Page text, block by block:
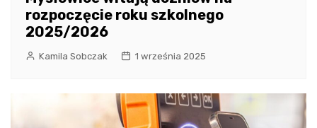
rozpoczęcie roku szkolnego
2025/2026
Kamila Sobczak 1 września 2025